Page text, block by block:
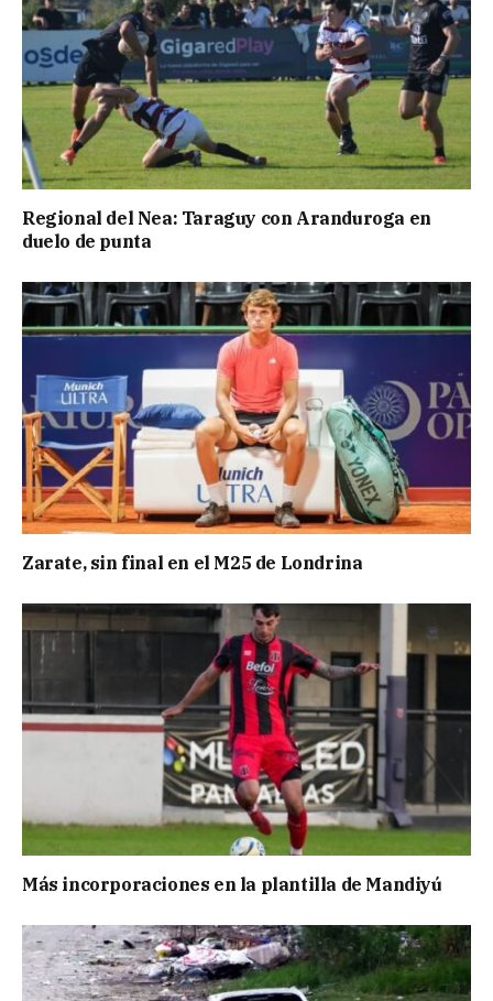
Regional del Nea: Taraguy con Aranduroga en
duelo de punta
Zarate, sin final en el M25 de Londrina
Más incorporaciones en la plantilla de Mandiyú